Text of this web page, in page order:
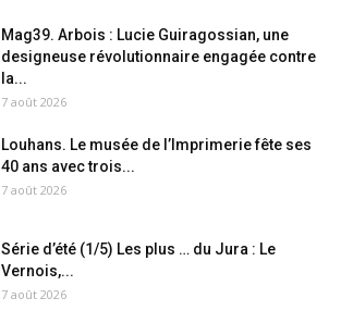
Mag39. Arbois : Lucie Guiragossian, une
designeuse révolutionnaire engagée contre
la...
7 août 2026
Louhans. Le musée de l’Imprimerie fête ses
40 ans avec trois...
7 août 2026
Série d’été (1/5) Les plus … du Jura : Le
Vernois,...
7 août 2026